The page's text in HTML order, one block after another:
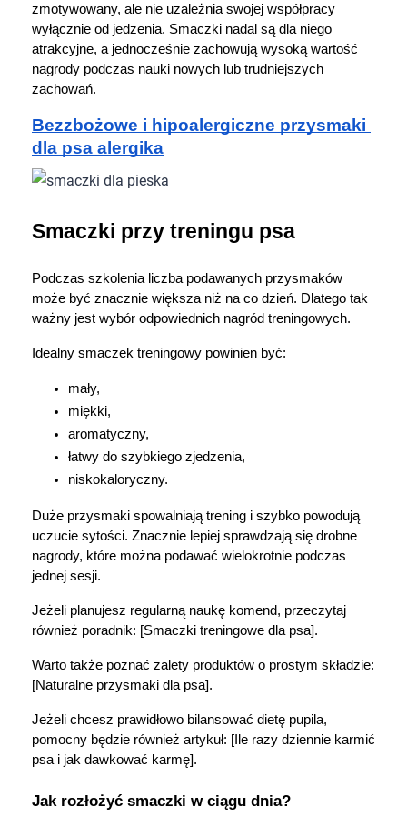
zmotywowany, ale nie uzależnia swojej współpracy
wyłącznie od jedzenia. Smaczki nadal są dla niego
atrakcyjne, a jednocześnie zachowują wysoką wartość
nagrody podczas nauki nowych lub trudniejszych
zachowań.
Bezzbożowe i hipoalergiczne przysmaki
dla psa alergika
Smaczki przy treningu psa
Podczas szkolenia liczba podawanych przysmaków
może być znacznie większa niż na co dzień. Dlatego tak
ważny jest wybór odpowiednich nagród treningowych.
Idealny smaczek treningowy powinien być:
mały,
miękki,
aromatyczny,
łatwy do szybkiego zjedzenia,
niskokaloryczny.
Duże przysmaki spowalniają trening i szybko powodują
uczucie sytości. Znacznie lepiej sprawdzają się drobne
nagrody, które można podawać wielokrotnie podczas
jednej sesji.
Jeżeli planujesz regularną naukę komend, przeczytaj
również poradnik: [Smaczki treningowe dla psa].
Warto także poznać zalety produktów o prostym składzie:
[Naturalne przysmaki dla psa].
Jeżeli chcesz prawidłowo bilansować dietę pupila,
pomocny będzie również artykuł: [Ile razy dziennie karmić
psa i jak dawkować karmę].
Jak rozłożyć smaczki w ciągu dnia?